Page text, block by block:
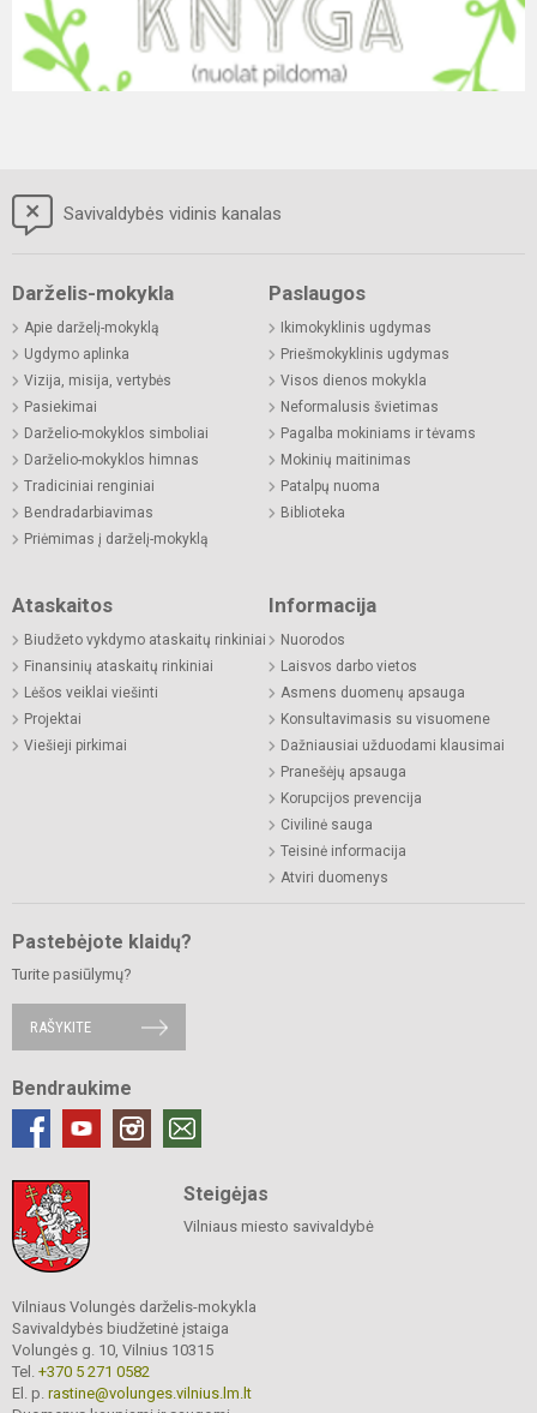
Savivaldybės vidinis kanalas
Darželis-mokykla
Apie darželį-mokyklą
Ugdymo aplinka
Vizija, misija, vertybės
Pasiekimai
Darželio-mokyklos simboliai
Darželio-mokyklos himnas
Tradiciniai renginiai
Bendradarbiavimas
Priėmimas į darželį-mokyklą
Paslaugos
Ikimokyklinis ugdymas
Priešmokyklinis ugdymas
Visos dienos mokykla
Neformalusis švietimas
Pagalba mokiniams ir tėvams
Mokinių maitinimas
Patalpų nuoma
Biblioteka
Ataskaitos
Biudžeto vykdymo ataskaitų rinkiniai
Finansinių ataskaitų rinkiniai
Lėšos veiklai viešinti
Projektai
Viešieji pirkimai
Informacija
Nuorodos
Laisvos darbo vietos
Asmens duomenų apsauga
Konsultavimasis su visuomene
Dažniausiai užduodami klausimai
Pranešėjų apsauga
Korupcijos prevencija
Civilinė sauga
Teisinė informacija
Atviri duomenys
Pastebėjote klaidų?
Turite pasiūlymų?
RAŠYKITE
Bendraukime
Steigėjas
Vilniaus miesto savivaldybė
Vilniaus Volungės darželis-mokykla
Savivaldybės biudžetinė įstaiga
Volungės g. 10, Vilnius 10315
Tel. +370 5 271 0582
El. p. rastine@volunges.vilnius.lm.lt